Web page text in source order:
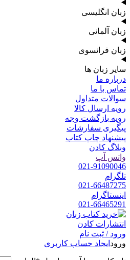
زبان انگلیسی
زبان آلمانی
زبان فرانسوی
سایر زبان ها
درباره ما
تماس با ما
سوالات متداول
رویه ارسال کالا
رویه بازگشت وجه
پیگیری سفارشات
پیشنهاد چاپ کتاب
وبلاگ کادن
واتس آپ
021-91090046
تلگرام
021-66487275
اینستاگرام
021-66465291
ورود / ثبت نام
ورود ایجاد حساب کاربری